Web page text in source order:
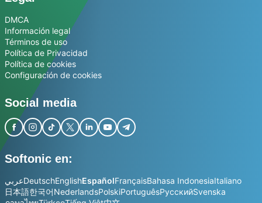
DMCA
Información legal
Términos de uso
Política de Privacidad
Política de cookies
Configuración de cookies
Social media
Softonic en:
عربيDeutschEnglishEspañolFrançaisBahasa IndonesiaItaliano
日本語한국어NederlandsPolskiPortuguêsРусскийSvenska